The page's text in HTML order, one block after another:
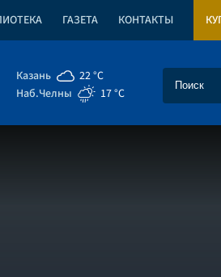
ГАЗЕТА КОНТАКТЫ
Казань
22 °C
Наб.Челны
17 °C